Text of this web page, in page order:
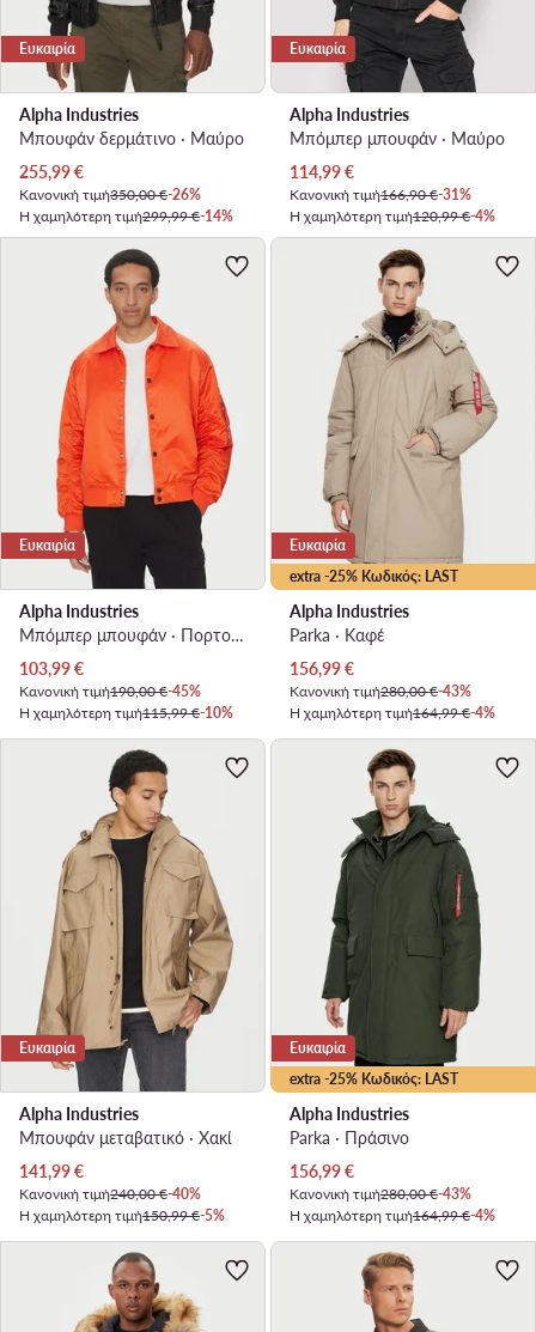
Ευκαιρία
Alpha Industries
Μπουφάν δερμάτινο · Μαύρο
Τρέχουσα τιμή
255,99€
Κανονική τιμή350,00 €-26%
Η χαμηλότερη τιμή299,99 €-14%
Ευκαιρία
Alpha Industries
Μπόμπερ μπουφάν · Μαύρο
Τρέχουσα τιμή
114,99€
Κανονική τιμή166,90 €-31%
Η χαμηλότερη τιμή120,99 €-4%
Ευκαιρία
Alpha Industries
Μπόμπερ μπουφάν · Πορτοκαλί
Τρέχουσα τιμή
103,99€
Κανονική τιμή190,00 €-45%
Η χαμηλότερη τιμή115,99 €-10%
extra -25% Κωδικός: LAST
Ευκαιρία
Alpha Industries
Parka · Καφέ
Τρέχουσα τιμή
156,99€
Κανονική τιμή280,00 €-43%
Η χαμηλότερη τιμή164,99 €-4%
Ευκαιρία
Alpha Industries
Μπουφάν μεταβατικό · Χακί
Τρέχουσα τιμή
141,99€
Κανονική τιμή240,00 €-40%
Η χαμηλότερη τιμή150,99 €-5%
extra -25% Κωδικός: LAST
Ευκαιρία
Alpha Industries
Parka · Πράσινο
Τρέχουσα τιμή
156,99€
Κανονική τιμή280,00 €-43%
Η χαμηλότερη τιμή164,99 €-4%